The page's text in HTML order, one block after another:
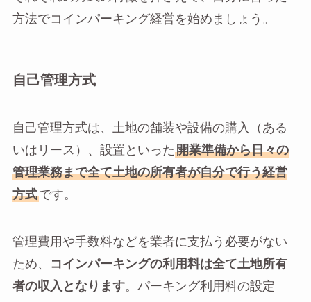
方法でコインパーキング経営を始めましょう。
自己管理方式
自己管理方式は、土地の舗装や設備の購入（ある
いはリース）、設置といった 開業準備から日々の
管理業務まで全て土地の所有者が自分で行う経営
方式です。
管理費用や手数料などを業者に支払う必要がない
ため、
コインパーキングの利用料は全て土地所有
者の収入となります。パーキング利用料の設定